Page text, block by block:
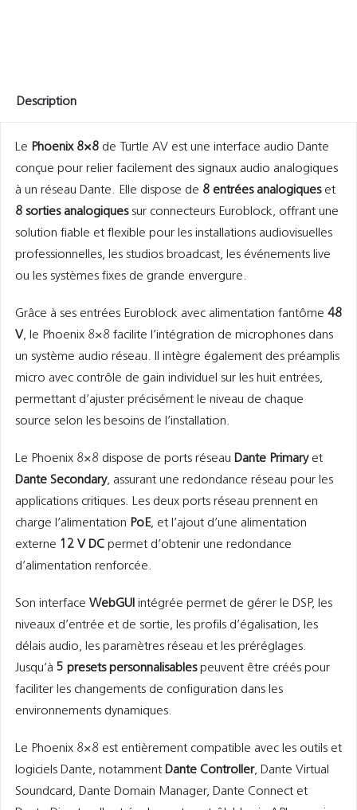
Description
Le Phoenix 8×8de Turtle AV est une interface audio Dante
conçue pour relier facilement des signaux audio analogiques
à un réseau Dante. Elle dispose de 8 entrées analogiqueset
8 sorties analogiquessur connecteurs Euroblock, offrant une
solution fiable et flexible pour les installations audiovisuelles
professionnelles, les studios broadcast, les événements live
ou les systèmes fixes de grande envergure.
Grâce à ses entrées Euroblock avec alimentation fantôme 48
V, le Phoenix 8×8 facilite l’intégration de microphones dans
un système audio réseau. Il intègre également des préamplis
micro avec contrôle de gain individuel sur les huit entrées,
permettant d’ajuster précisément le niveau de chaque
source selon les besoins de l’installation.
Le Phoenix 8×8 dispose de ports réseau Dante Primaryet
Dante Secondary, assurant une redondance réseau pour les
applications critiques. Les deux ports réseau prennent en
charge l’alimentation PoE, et l’ajout d’une alimentation
externe 12 V DCpermet d’obtenir une redondance
d’alimentation renforcée.
Son interface WebGUI intégrée permet de gérer le DSP, les
niveaux d’entrée et de sortie, les profils d’égalisation, les
délais audio, les paramètres réseau et les préréglages.
Jusqu’à 5 presets personnalisablespeuvent être créés pour
faciliter les changements de configuration dans les
environnements dynamiques.
Le Phoenix 8×8 est entièrement compatible avec les outils et
logiciels Dante, notamment Dante Controller, Dante Virtual
Soundcard, Dante Domain Manager, Dante Connect et